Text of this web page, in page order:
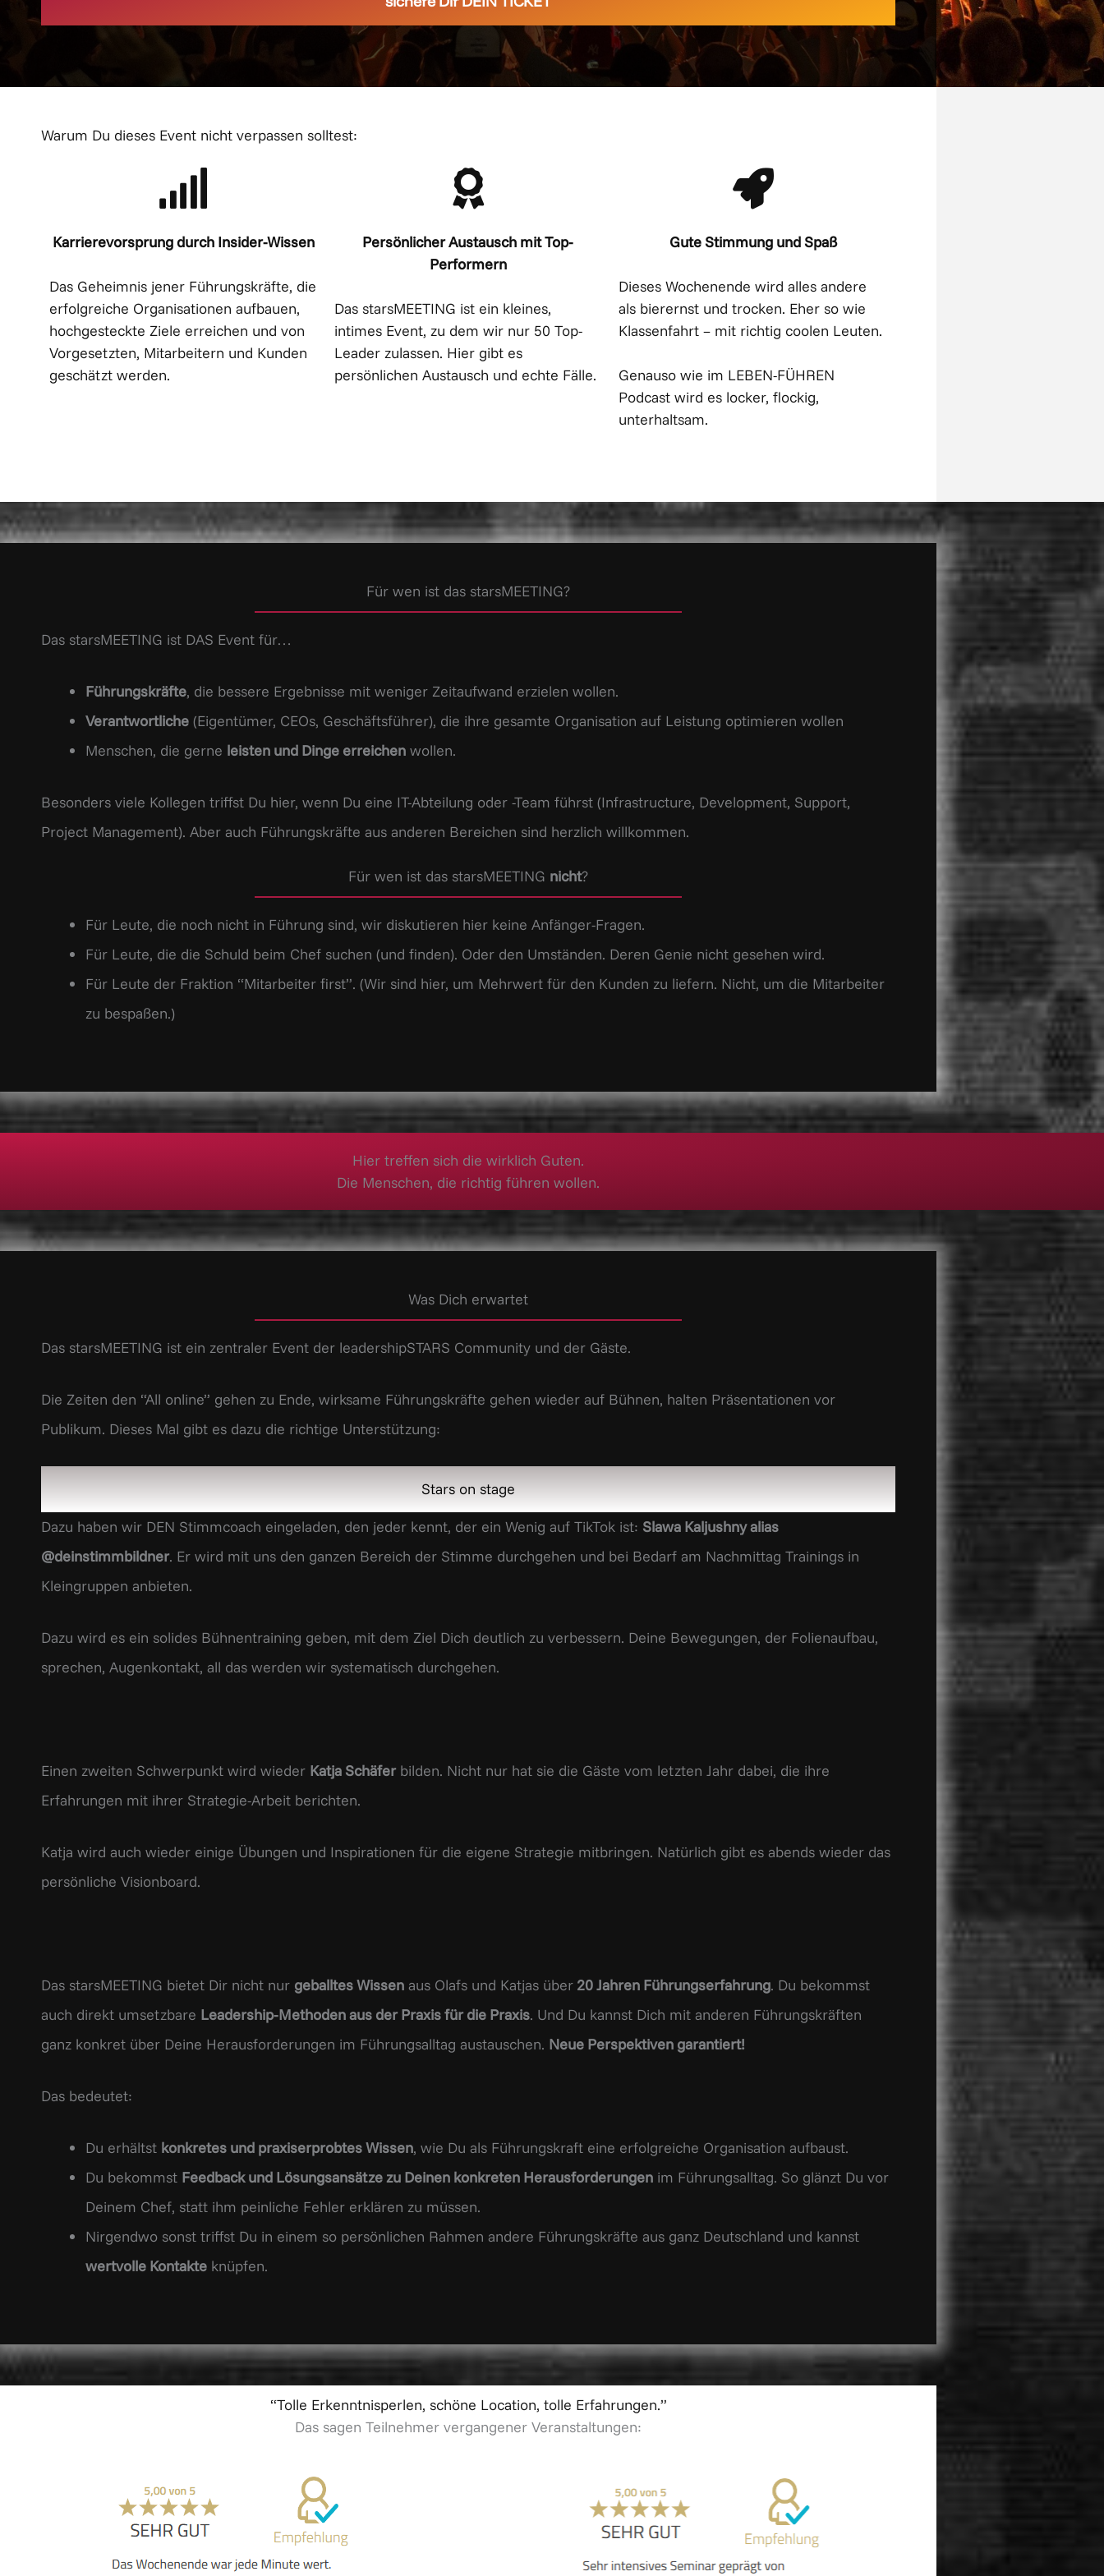
Warum Du dieses Event nicht verpassen solltest:
Karrierevorsprung durch Insider-Wissen
Das Geheimnis jener Führungskräfte, die
erfolgreiche Organisationen aufbauen,
hochgesteckte Ziele erreichen und von
Vorgesetzten, Mitarbeitern und Kunden
geschätzt werden.
Persönlicher Austausch mit Top-
Performern
Das starsMEETING ist ein kleines,
intimes Event, zu dem wir nur 50 Top-
Leader zulassen. Hier gibt es
persönlichen Austausch und echte Fälle.
Gute Stimmung und Spaß
Dieses Wochenende wird alles andere
als bierernst und trocken. Eher so wie
Klassenfahrt – mit richtig coolen Leuten.
Genauso wie im LEBEN-FÜHREN
Podcast wird es locker, flockig,
unterhaltsam.
Für wen ist das starsMEETING?
Das starsMEETING ist DAS Event für…
Führungskräfte, die bessere Ergebnisse mit weniger Zeitaufwand erzielen wollen.
Verantwortliche (Eigentümer, CEOs, Geschäftsführer), die ihre gesamte Organisation auf Leistung optimieren wollen
Menschen, die gerne leisten und Dinge erreichen wollen.
Besonders viele Kollegen triffst Du hier, wenn Du eine IT-Abteilung oder -Team führst (Infrastructure, Development, Support,
Project Management). Aber auch Führungskräfte aus anderen Bereichen sind herzlich willkommen.
Für wen ist das starsMEETING nicht?
Für Leute, die noch nicht in Führung sind, wir diskutieren hier keine Anfänger-Fragen.
Für Leute, die die Schuld beim Chef suchen (und finden). Oder den Umständen. Deren Genie nicht gesehen wird.
Für Leute der Fraktion “Mitarbeiter first”. (Wir sind hier, um Mehrwert für den Kunden zu liefern. Nicht, um die Mitarbeiter
zu bespaßen.)
Hier treffen sich die wirklich Guten.
Die Menschen, die richtig führen wollen.
Was Dich erwartet
Das starsMEETING ist ein zentraler Event der leadershipSTARS Community und der Gäste.
Die Zeiten den “All online” gehen zu Ende, wirksame Führungskräfte gehen wieder auf Bühnen, halten Präsentationen vor
Publikum. Dieses Mal gibt es dazu die richtige Unterstützung:
Stars on stage
Dazu haben wir DEN Stimmcoach eingeladen, den jeder kennt, der ein Wenig auf TikTok ist: Slawa Kaljushny alias
@deinstimmbildner. Er wird mit uns den ganzen Bereich der Stimme durchgehen und bei Bedarf am Nachmittag Trainings in
Kleingruppen anbieten.
Dazu wird es ein solides Bühnentraining geben, mit dem Ziel Dich deutlich zu verbessern. Deine Bewegungen, der Folienaufbau,
sprechen, Augenkontakt, all das werden wir systematisch durchgehen.
Einen zweiten Schwerpunkt wird wieder Katja Schäfer bilden. Nicht nur hat sie die Gäste vom letzten Jahr dabei, die ihre
Erfahrungen mit ihrer Strategie-Arbeit berichten.
Katja wird auch wieder einige Übungen und Inspirationen für die eigene Strategie mitbringen. Natürlich gibt es abends wieder das
persönliche Visionboard.
Das starsMEETING bietet Dir nicht nur geballtes Wissen aus Olafs und Katjas über 20 Jahren Führungserfahrung. Du bekommst
auch direkt umsetzbare Leadership-Methoden aus der Praxis für die Praxis. Und Du kannst Dich mit anderen Führungskräften
ganz konkret über Deine Herausforderungen im Führungsalltag austauschen. Neue Perspektiven garantiert!
Das bedeutet:
Du erhältst konkretes und praxiserprobtes Wissen, wie Du als Führungskraft eine erfolgreiche Organisation aufbaust.
Du bekommst Feedback und Lösungsansätze zu Deinen konkreten Herausforderungen im Führungsalltag. So glänzt Du vor
Deinem Chef, statt ihm peinliche Fehler erklären zu müssen.
Nirgendwo sonst triffst Du in einem so persönlichen Rahmen andere Führungskräfte aus ganz Deutschland und kannst
wertvolle Kontakte knüpfen.
“Tolle Erkenntnisperlen, schöne Location, tolle Erfahrungen.”
Das sagen Teilnehmer vergangener Veranstaltungen: